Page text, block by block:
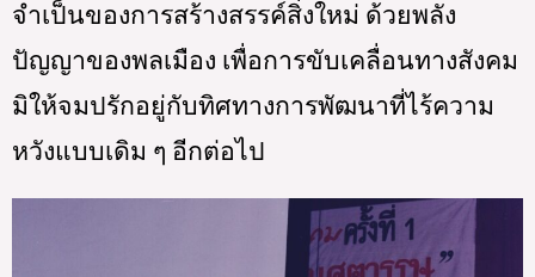
จำเป็นของการสร้างสรรค์สิ่งใหม่ ด้วยพลัง
ปัญญาของพลเมือง เพื่อการขับเคลื่อนทางสังคม
มิให้จมปรักอยู่กับทิศทางการพัฒนาที่ไร้ความ
หวังแบบเดิม ๆ อีกต่อไป